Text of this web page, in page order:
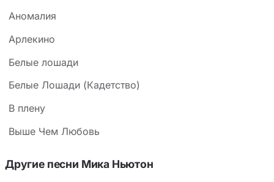
Аномалия
Арлекино
Белые лошади
Белые Лошади (Кадетство)
В плену
Выше Чем Любовь
Другие песни Мика Ньютон